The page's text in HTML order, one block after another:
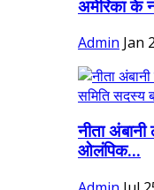
अमेरिका के
Admin Jan
नीता अंबानी
ओलंपिक...